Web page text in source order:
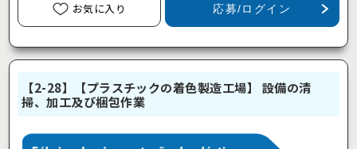
お気に入り 応募/ログイン
【2-28】【プラスチックの着色製造工場】 設備の清
掃、加工及び梱包作業